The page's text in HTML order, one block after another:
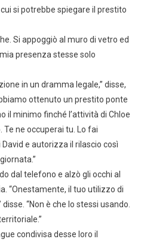
si potrebbe spiegare il prestito
Si appoggiò al muro di vetro ed
presenza stesse solo
in un dramma legale,” disse,
ottenuto un prestito ponte
il minimo finché l’attività di Chloe
ne occuperai tu. Lo fai
e autorizza il rilascio così
dal telefono e alzò gli occhi al
“Onestamente, il tuo utilizzo di
“Non è che lo stessi usando.
condivisa desse loro il